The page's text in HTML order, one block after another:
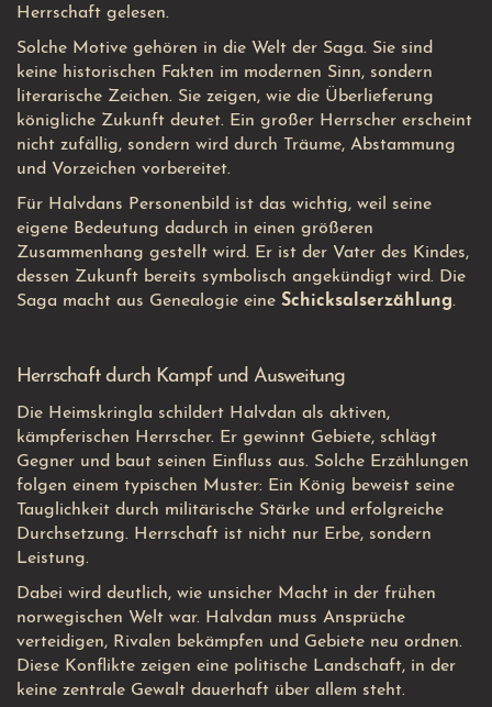
Herrschaft gelesen.
Solche Motive gehören in die Welt der Saga. Sie sind
keine historischen Fakten im modernen Sinn, sondern
literarische Zeichen. Sie zeigen, wie die Überlieferung
königliche Zukunft deutet. Ein großer Herrscher erscheint
nicht zufällig, sondern wird durch Träume, Abstammung
und Vorzeichen vorbereitet.
Für Halvdans Personenbild ist das wichtig, weil seine
eigene Bedeutung dadurch in einen größeren
Zusammenhang gestellt wird. Er ist der Vater des Kindes,
dessen Zukunft bereits symbolisch angekündigt wird. Die
Saga macht aus Genealogie eine Schicksalserzählung.
Herrschaft durch Kampf und Ausweitung
Die Heimskringla schildert Halvdan als aktiven,
kämpferischen Herrscher. Er gewinnt Gebiete, schlägt
Gegner und baut seinen Einfluss aus. Solche Erzählungen
folgen einem typischen Muster: Ein König beweist seine
Tauglichkeit durch militärische Stärke und erfolgreiche
Durchsetzung. Herrschaft ist nicht nur Erbe, sondern
Leistung.
Dabei wird deutlich, wie unsicher Macht in der frühen
norwegischen Welt war. Halvdan muss Ansprüche
verteidigen, Rivalen bekämpfen und Gebiete neu ordnen.
Diese Konflikte zeigen eine politische Landschaft, in der
keine zentrale Gewalt dauerhaft über allem steht.